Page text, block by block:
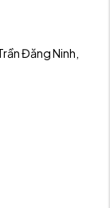
Đăng Ninh,